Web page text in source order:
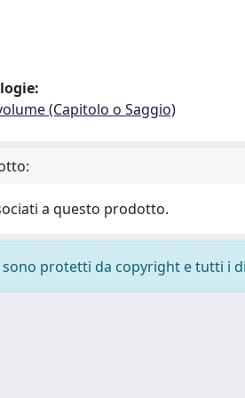
(Capitolo o Saggio)
a questo prodotto.
sono protetti da copyright e tutti i